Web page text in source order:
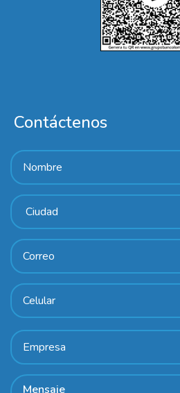
Contáctenos